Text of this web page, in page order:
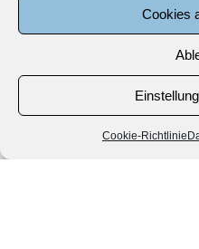
Cookies
Cookie-Richtlinie